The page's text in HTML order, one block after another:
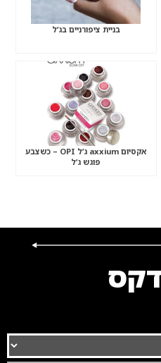
בניית ציפורניים בג’ל
אקסיום axxium ג’ל OPI – כשצבע
פוגש ג’ל